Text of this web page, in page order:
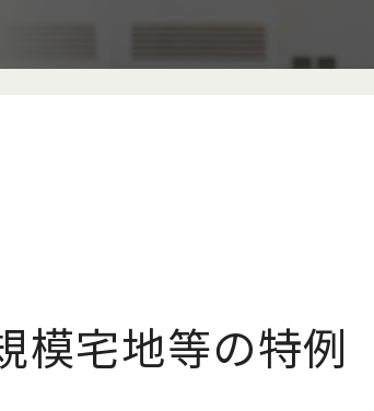
模宅地等の特例